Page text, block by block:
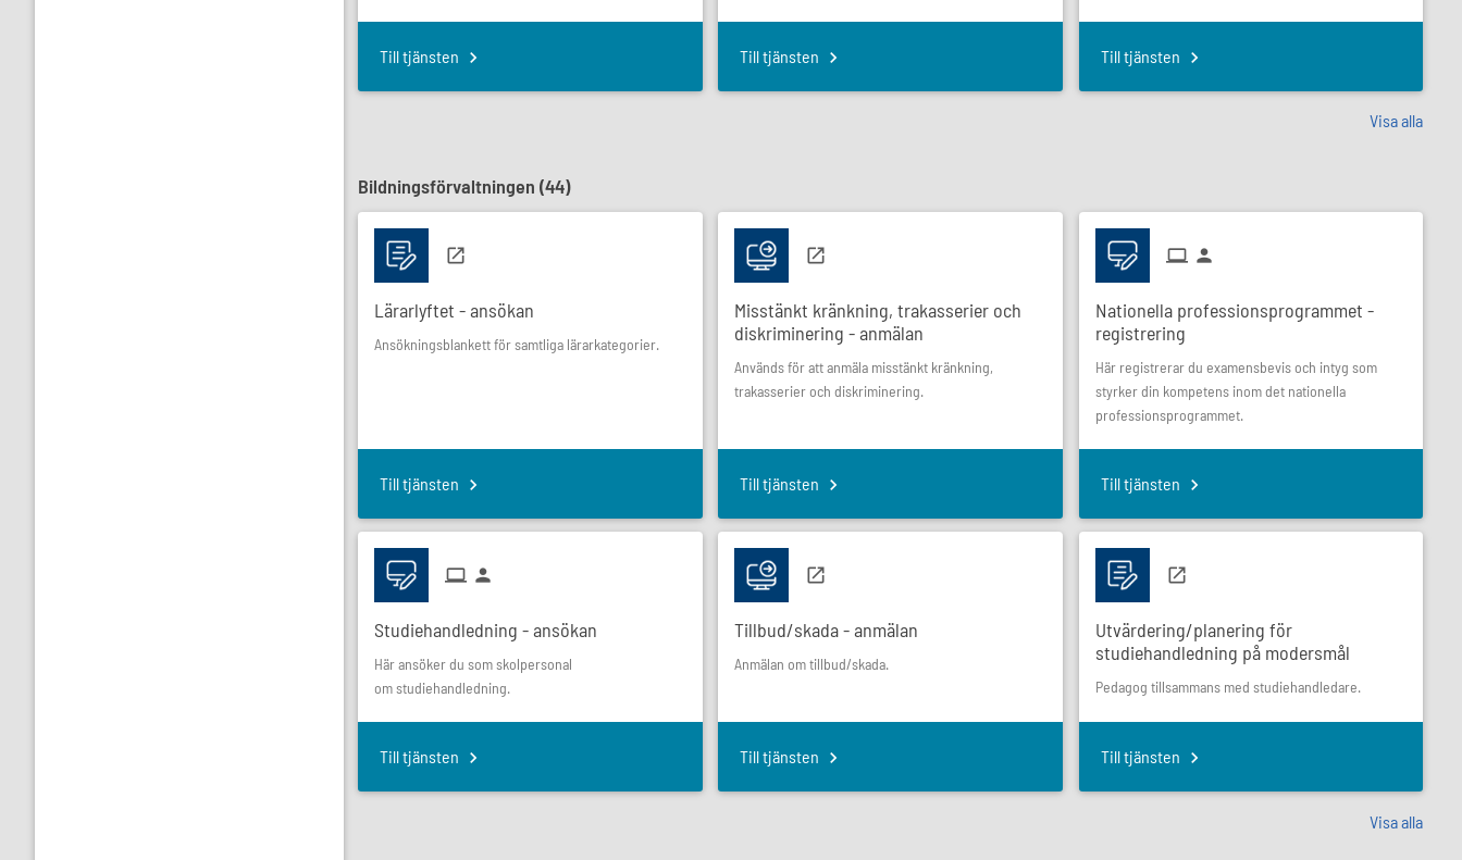
Till tjänsten Till tjänsten Till tjänsten
Visa alla
Bildningsförvaltningen (44)
Lärarlyftet - ansökan
Ansökningsblankett för samtliga lärarkategorier.
Till tjänsten
Misstänkt kränkning, trakasserier och
diskriminering - anmälan
Används för att anmäla misstänkt kränkning,
trakasserier och diskriminering.
Till tjänsten
Nationella professionsprogrammet -
registrering
Här registrerar du examensbevis och intyg som
styrker din kompetens inom det nationella
professionsprogrammet.
Till tjänsten
Studiehandledning - ansökan
Här ansöker du som skolpersonal
om studiehandledning.
Till tjänsten
Tillbud/skada - anmälan
Anmälan om tillbud/skada.
Till tjänsten
Utvärdering/planering för
studiehandledning på modersmål
Pedagog tillsammans med studiehandledare.
Till tjänsten
Visa alla